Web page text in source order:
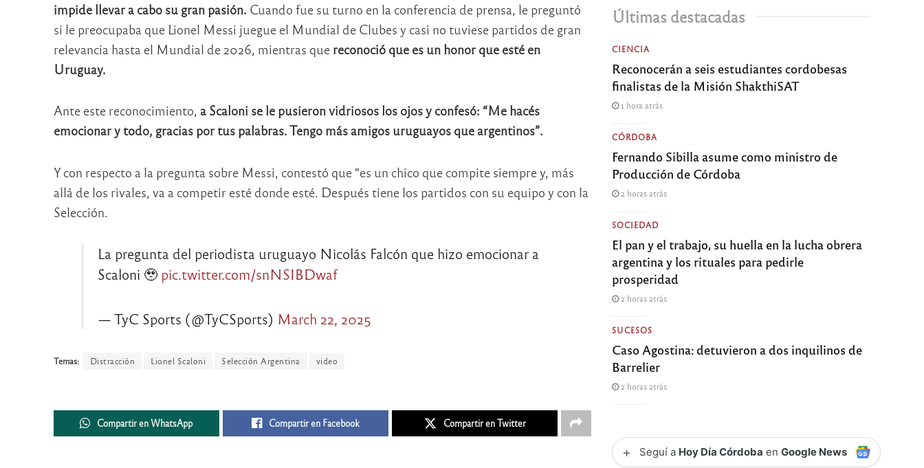
impide llevar a cabo su gran pasión. Cuando fue su turno en la conferencia de prensa, le preguntó
si le preocupaba que Lionel Messi juegue el Mundial de Clubes y casi no tuviese partidos de gran
relevancia hasta el Mundial de 2026, mientras que reconoció que es un honor que esté en
Uruguay.
Ante este reconocimiento, a Scaloni se le pusieron vidriosos los ojos y confesó: “Me hacés
emocionar y todo, gracias por tus palabras. Tengo más amigos uruguayos que argentinos”.
Y con respecto a la pregunta sobre Messi, contestó que “es un chico que compite siempre y, más
allá de los rivales, va a competir esté donde esté. Después tiene los partidos con su equipo y con la
Selección.
La pregunta del periodista uruguayo Nicolás Falcón que hizo emocionar a
Scaloni 🥹 pic.twitter.com/snNSIBDwaf
— TyC Sports (@TyCSports) March 22, 2025
Temas: Distracción Lionel Scaloni Selección Argentina video
Compartir en WhatsApp Compartir en Facebook Compartir en Twitter
Últimas destacadas
CIENCIA
Reconocerán a seis estudiantes cordobesas
finalistas de la Misión ShakthiSAT
1 hora atrás
CÓRDOBA
Fernando Sibilla asume como ministro de
Producción de Córdoba
2 horas atrás
SOCIEDAD
El pan y el trabajo, su huella en la lucha obrera
argentina y los rituales para pedirle
prosperidad
2 horas atrás
SUCESOS
Caso Agostina: detuvieron a dos inquilinos de
Barrelier
2 horas atrás
+ Seguí a Hoy Día Córdoba enGoogle News